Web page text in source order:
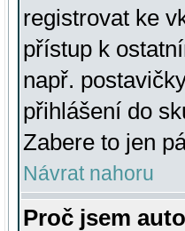
registrovat ke
přístup k
např.
přihlášení do
Zabere to jen
Návrat nahoru
Proč jsem